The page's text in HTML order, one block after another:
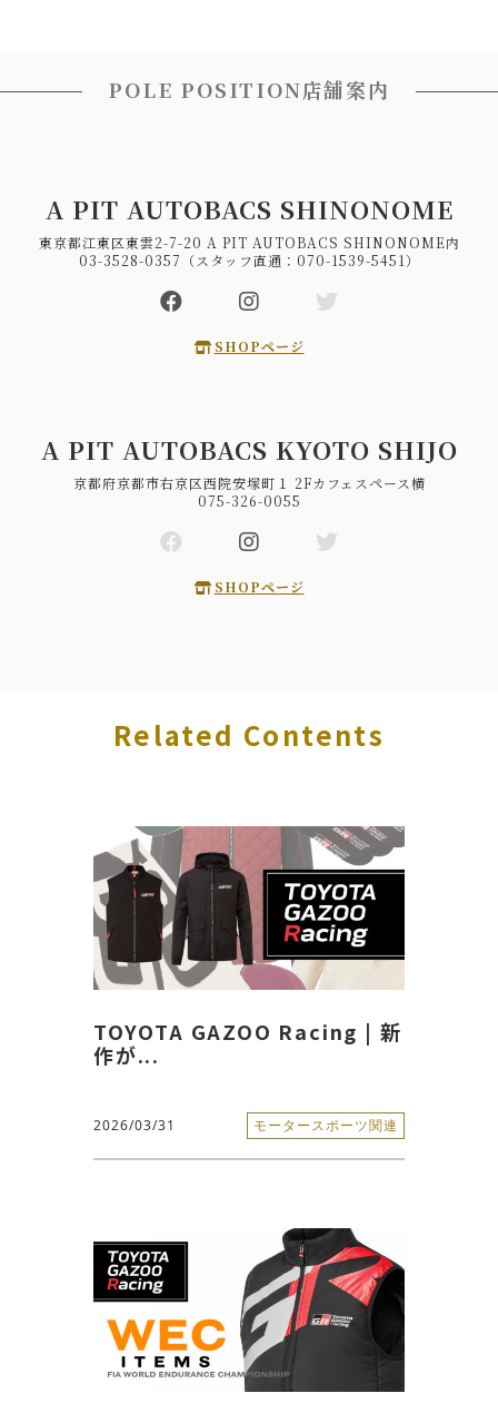
POLE POSITION店舗案内
A PIT AUTOBACS SHINONOME
東京都江東区東雲2-7-20 A PIT AUTOBACS SHINONOME内
03-3528-0357（スタッフ直通：070-1539-5451）
SHOPページ
A PIT AUTOBACS KYOTO SHIJO
京都府京都市右京区西院安塚町１ 2Fカフェスペース横
075-326-0055
SHOPページ
Related Contents
TOYOTA GAZOO Racing | 新
作が...
2026/03/31 モータースポーツ関連